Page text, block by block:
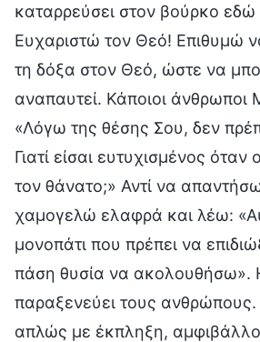
καταρρεύσει στον βούρκο εδώ
Ευχαριστώ τον Θεό! Επιθυμώ
τη δόξα στον Θεό, ώστε να
αναπαυτεί. Κάποιοι άνθρωποι
«Λόγω της θέσης Σου, δεν
Γιατί είσαι ευτυχισμένος
τον θάνατο;» Αντί να
χαμογελώ ελαφρά και λέω:
μονοπάτι που πρέπει να
πάση θυσία να ακολουθήσω».
παραξενεύει τους
απλώς με έκπληξη,